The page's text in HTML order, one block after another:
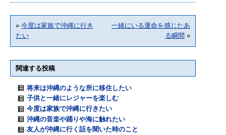
« 今度は家族で沖縄に行き
たい
一緒にいる運命を感じたあ
る瞬間 »
関連する投稿
将来は沖縄のような所に移住したい
子供と一緒にレジャーを楽しむ
今度は家族で沖縄に行きたい
沖縄の音楽や踊りや海に触れたい
友人が沖縄に行く話を聞いた時のこと